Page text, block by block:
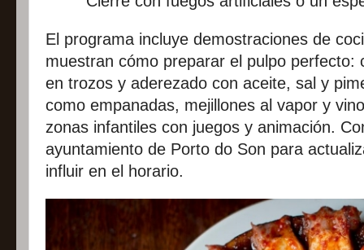
El programa incluye demostraciones de
muestran cómo preparar el pulpo perfecto:
en trozos y aderezado con aceite, sal y
como empanadas, mejillones al vapor y
zonas infantiles con juegos y animación.
ayuntamiento de Porto do Son para
influir en el horario.